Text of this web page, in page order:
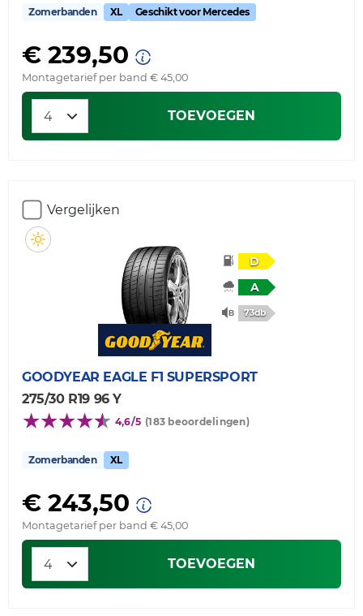
Zomerbanden XL Geschikt voor Mercedes
€ 239,50
Montagetarief per band € 45,00
TOEVOEGEN
Vergelijken
D
A
73db
GOODYEAR EAGLE F1 SUPERSPORT
275/30 R19 96 Y
4,6/5 (183 beoordelingen)
Zomerbanden XL
€ 243,50
Montagetarief per band € 45,00
TOEVOEGEN